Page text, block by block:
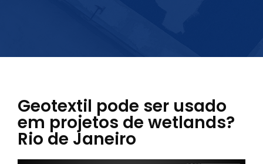
Geotextil pode ser usado
em projetos de wetlands?
Rio de Janeiro